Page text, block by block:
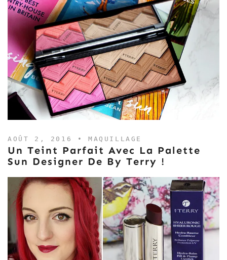
AOÛT 2, 2016 • MAQUILLAGE
Un Teint Parfait Avec La Palette
Sun Designer De By Terry !